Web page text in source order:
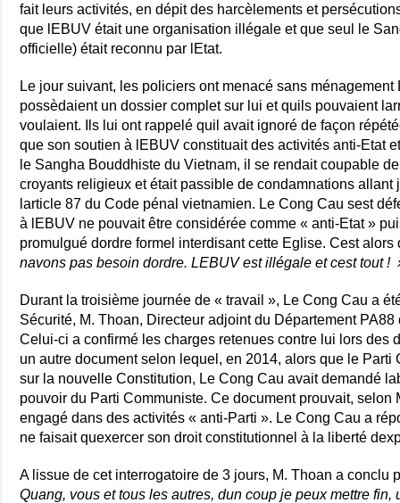
fait leurs activités, en dépit des harcèlements et
que lEBUV était une organisation illégale et que seul le
officielle) était reconnu par lEtat.
Le jour suivant, les policiers ont menacé sans
possèdaient un dossier complet sur lui et quils pouvaient
voulaient. Ils lui ont rappelé quil avait ignoré de façon
que son soutien à lEBUV constituait des activités anti-Etat
le Sangha Bouddhiste du Vietnam, il se rendait coupable
croyants religieux et était passible de condamnations
larticle 87 du Code pénal vietnamien. Le Cong Cau sest
à lEBUV ne pouvait être considérée comme « anti-Etat »
promulgué dordre formel interdisant cette Eglise. Cest
navons pas besoin dordre. LEBUV est illégale et cest tout !
Durant la troisième journée de « travail », Le Cong Cau a
Sécurité, M. Thoan, Directeur adjoint du Département
Celui-ci a confirmé les charges retenues contre lui lors des
un autre document selon lequel, en 2014, alors que le
sur la nouvelle Constitution, Le Cong Cau avait demandé
pouvoir du Parti Communiste. Ce document prouvait, selon
engagé dans des activités « anti-Parti ». Le Cong Cau a
ne faisait quexercer son droit constitutionnel à la liberté
A lissue de cet interrogatoire de 3 jours, M. Thoan a conclu
Quang, vous et tous les autres, dun coup je peux mettre